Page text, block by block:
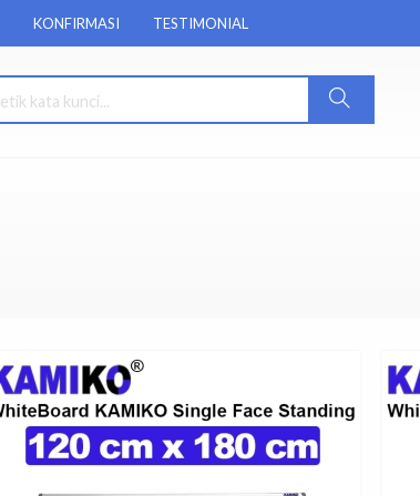
KONFIRMASI TESTIMONIAL